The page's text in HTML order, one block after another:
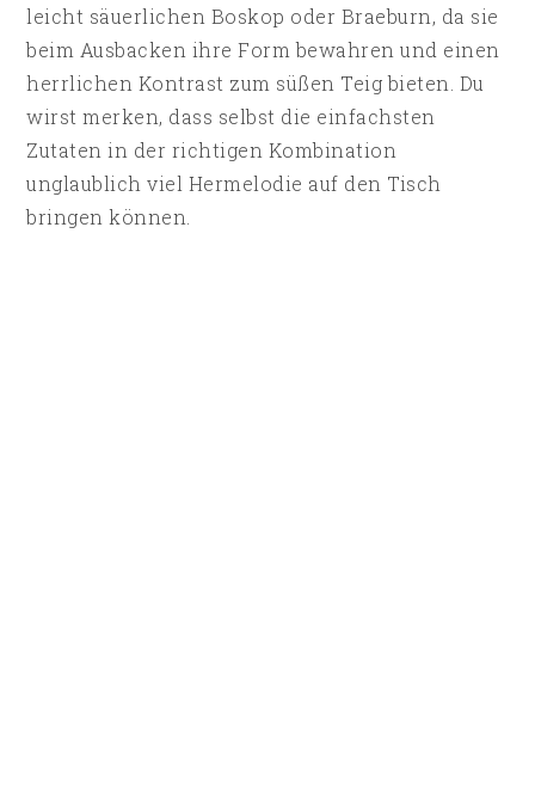
leicht säuerlichen Boskop oder Braeburn, da sie
beim Ausbacken ihre Form bewahren und einen
herrlichen Kontrast zum süßen Teig bieten. Du
wirst merken, dass selbst die einfachsten
Zutaten in der richtigen Kombination
unglaublich viel Hermelodie auf den Tisch
bringen können.